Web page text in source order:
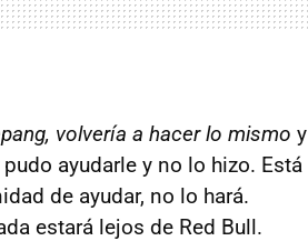
volvería a hacer lo mismo y
ayudarle y no lo hizo. Está
de ayudar, no lo hará.
estará lejos de Red Bull.